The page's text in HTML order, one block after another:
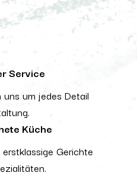
Service
uns um jedes Detail
Küche
Gerichte